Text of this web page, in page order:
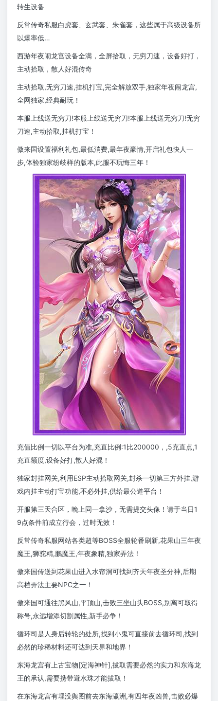
转生设备
反常传奇私服白虎套、玄武套、朱雀套，这些属于高级设备所
以爆率低…
西游年夜闹龙宫设备全满，全屏拾取，无穷刀速，设备好打，
主动拾取，散人好混传奇
主动拾取,无穷刀速,挂机打宝,完全解放双手,独家年夜闹龙宫,
全网独家,经典耐玩！
本服上线送无穷刀!本服上线送无穷刀!本服上线送无穷刀!无穷
刀速,主动拾取,挂机打宝！
傲来国设置福利礼包,最低消费,最年夜豪情,开启礼包快人一
步,体验独家纷歧样的版本,此服不玩悔三年！
充值比例一切以平台为准,充直比例:1比200000，,5充直点,1
充直额度,设备好打,散人好混！
独家封挂网关,利用ESP主动拾取网关,封杀一切第三方外挂,游
戏内挂主动打宝功能,不必外挂,供给最公道平台！
开服第三天合区，晚上同一拿沙，无需提交头像！请于当日1
9点条件前成立行会，过时无效！
反常传奇私服网站各类超等BOSS全服轮番刷新,花果山三年夜
魔王,狮驼精,鹏魔王,年夜象精,独家弄法！
傲来国传送到花果山进入水帘洞可找到齐天年夜圣分神,后期
高档弄法主要NPC之一！
傲来国可通往黑风山,平顶山,击败三坐山头BOSS,别离可取得
称号,永远增添切割属性,新手必争！
循环司是人身后转轮的处所,找到小鬼可直接前去循环司,找到
必然的珍稀材料还可达到天界和地界！
东海龙宫有上古宝物[定海神针],拔取需要必然的实力和东海龙
王的承认,需要携带避水珠才能拔取！
在东海龙宫有埋没舆图前去东海瀛洲,有四年夜凶兽,击败必爆